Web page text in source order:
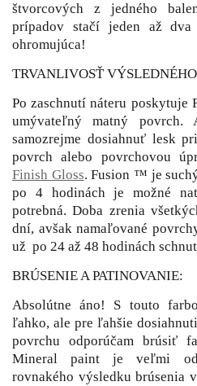
štvorcových z jedného
prípadov stačí jeden až
ohromujúca!
TRVANLIVOSŤ
Po zaschnutí náteru
umývateľný matný povrch.
samozrejme dosiahnuť lesk
povrch alebo povrchovou
Finish Gloss. Fusion ™ je
po 4 hodinách je možné
potrebná. Doba zrenia
dní, avšak namaľované
už po 24 až 48 hodinách
BRÚSENIE A PATINOVANIE:
Absolútne áno! S touto
ľahko, ale pre ľahšie
povrchu odporúčam brúsiť
Mineral paint je veľmi
rovnakého výsledku brúsenia